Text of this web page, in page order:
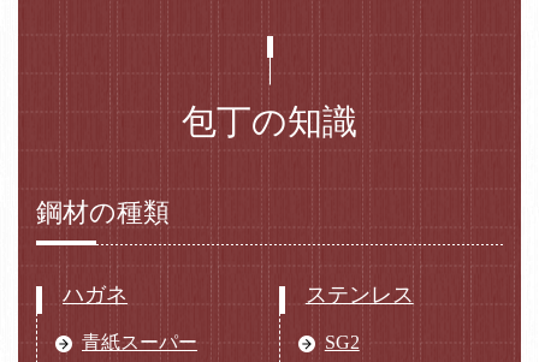
包丁の知識
鋼材の種類
ハガネ
青紙スーパー
ステンレス
SG2